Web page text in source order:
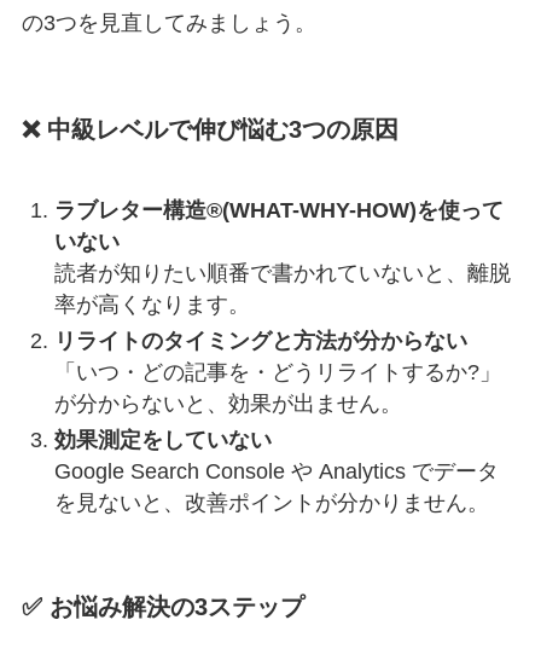
の3つを見直してみましょう。
❌ 中級レベルで伸び悩む3つの原因
ラブレター構造®(WHAT-WHY-HOW)を使って
いない
読者が知りたい順番で書かれていないと、離脱
率が高くなります。
リライトのタイミングと方法が分からない
「いつ・どの記事を・どうリライトするか?」
が分からないと、効果が出ません。
効果測定をしていない
Google Search Console や Analytics でデータ
を見ないと、改善ポイントが分かりません。
✅ お悩み解決の3ステップ